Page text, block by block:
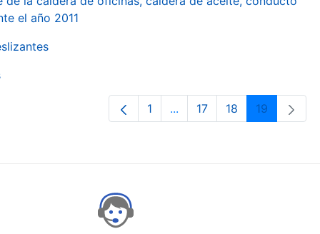
el año 2011
Página
1 ...Páginas intermedias Use
Página
17 Página
18 Página
19